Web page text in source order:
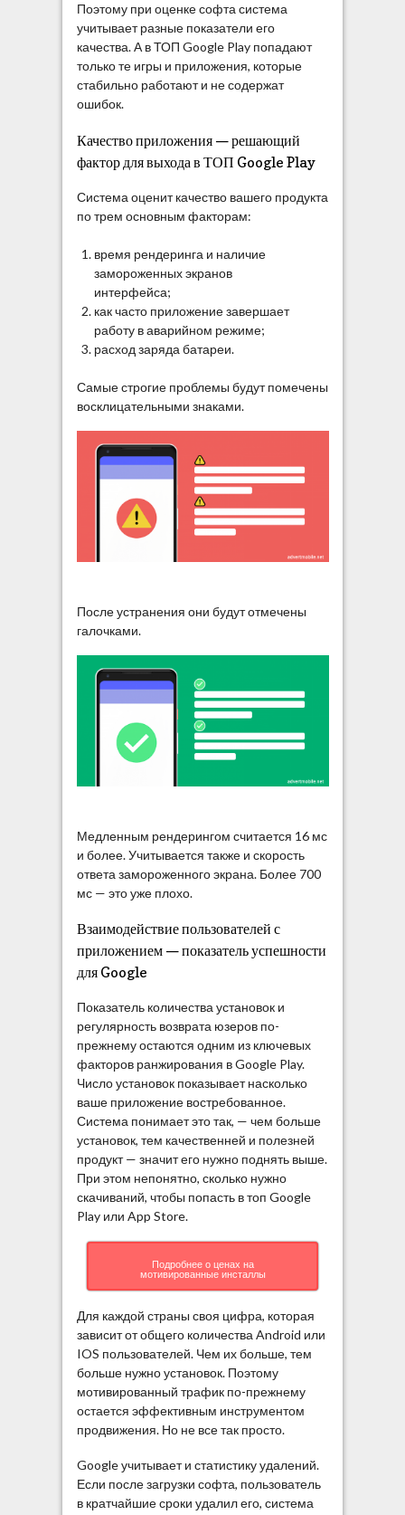
Поэтому при оценке софта система
учитывает разные показатели его
качества. А в ТОП Google Play попадают
только те игры и приложения, которые
стабильно работают и не содержат
ошибок.
Качество приложения — решающий
фактор для выхода в ТОП Google Play
Система оценит качество вашего продукта
по трем основным факторам:
время рендеринга и наличие
замороженных экранов
интерфейса;
как часто приложение завершает
работу в аварийном режиме;
расход заряда батареи.
Самые строгие проблемы будут помечены
восклицательными знаками.
После устранения они будут отмечены
галочками.
Медленным рендерингом считается 16 мс
и более. Учитывается также и скорость
ответа замороженного экрана. Более 700
мс — это уже плохо.
Взаимодействие пользователей с
приложением — показатель успешности
для Google
Показатель количества установок и
регулярность возврата юзеров по-
прежнему остаются одним из ключевых
факторов ранжирования в Google Play.
Число установок показывает насколько
ваше приложение востребованное.
Система понимает это так, — чем больше
установок, тем качественней и полезней
продукт — значит его нужно поднять выше.
При этом непонятно, сколько нужно
скачиваний, чтобы попасть в топ Google
Play или App Store.
Подробнее о ценах на
мотивированные инсталлы
Для каждой страны своя цифра, которая
зависит от общего количества Android или
IOS пользователей. Чем их больше, тем
больше нужно установок. Поэтому
мотивированный трафик по-прежнему
остается эффективным инструментом
продвижения. Но не все так просто.
Google учитывает и статистику удалений.
Если после загрузки софта, пользователь
в кратчайшие сроки удалил его, система